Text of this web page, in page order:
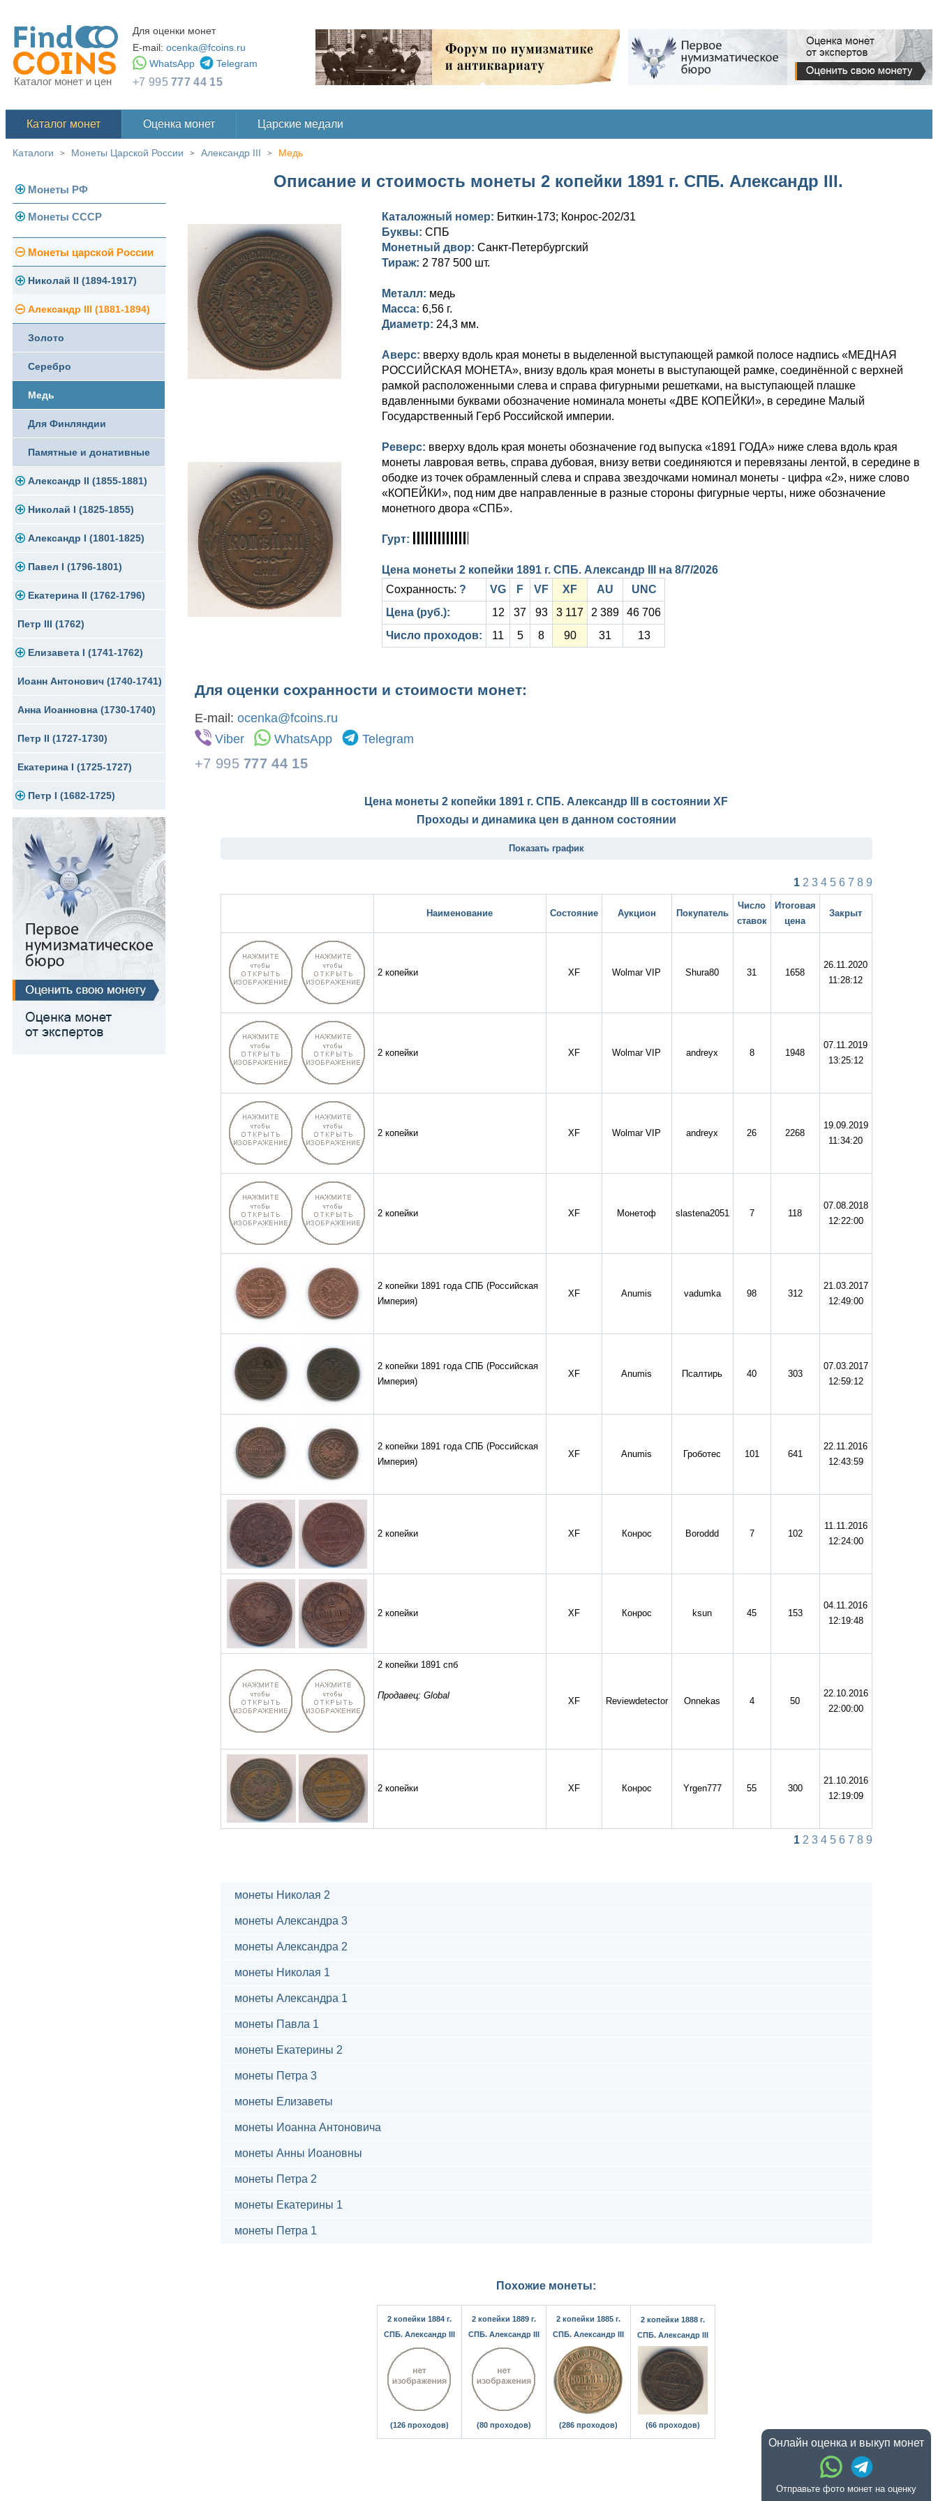
Онлайн оценка и выкуп монет
Отправьте фото монет на оценку
Каталог монет и цен
Для оценки монет
E-mail: ocenka@fcoins.ru
WhatsApp
Telegram
+7 995777 44 15
Каталог монет Оценка монет Царские медали
Каталоги > Монеты Царской России > Александр III > Медь
Монеты РФ
Современная Россия
Монеты 1991-1993 гг.
Памятные и юбилейные
Монеты СССР
Погодовка СССР
Монеты 1958 года
Золотые червонцы
Памятные и юбилейные
Монеты царской России
Николай II (1894-1917)
Золото
Серебро
Медь
Германская оккупация
Для Финляндии
Памятные и донативные
Александр III (1881-1894)
Золото
Серебро
Медь
Для Финляндии
Памятные и донативные
Александр II (1855-1881)
Золото
Серебро
Медь
Для Финляндии
Памятные и донативные
Николай I (1825-1855)
Платина, золото
Серебро
Медь
Для Грузии
Русско-Польские
Для Польши
Памятные и донативные
Александр I (1801-1825)
Золото
Серебро
Медь
Для Грузии
Для Польши
Павел I (1796-1801)
Золото
Серебро
Медь
Екатерина II (1762-1796)
Золото
Серебро
Медь
Сибирские монеты
Для Молдавии и Валахии
Таврические монеты
Петр III (1762)
Елизавета I (1741-1762)
Золото
Серебро
Медь
Для Пруссии
Ливонезы
Альбертусталер
Иоанн Антонович (1740-1741)
Анна Иоанновна (1730-1740)
Петр II (1727-1730)
Екатерина I (1725-1727)
Петр I (1682-1725)
Золото
Серебро
Медь
Для Речи Посполитой
Описание и стоимость монеты 2 копейки 1891 г. СПБ. Александр III.
Каталожный номер: Биткин-173; Конрос-202/31
Буквы: СПБ
Монетный двор: Санкт-Петербургский
Тираж: 2 787 500 шт.
Металл: медь
Масса: 6,56 г.
Диаметр: 24,3 мм.
Аверс: вверху вдоль края монеты в выделенной выступающей рамкой полосе надпись «МЕДНАЯ
РОССИЙСКАЯ МОНЕТА», внизу вдоль края монеты в выступающей рамке, соединённой с верхней
рамкой расположенными слева и справа фигурными решетками, на выступающей плашке
вдавленными буквами обозначение номинала монеты «ДВЕ КОПЕЙКИ», в середине Малый
Государственный Герб Российской империи.
Реверс: вверху вдоль края монеты обозначение год выпуска «1891 ГОДА» ниже слева вдоль края
монеты лавровая ветвь, справа дубовая, внизу ветви соединяются и перевязаны лентой, в середине в
ободке из точек обрамленный слева и справа звездочками номинал монеты - цифра «2», ниже слово
«КОПЕЙКИ», под ним две направленные в разные стороны фигурные черты, ниже обозначение
монетного двора «СПБ».
Гурт:
Цена монеты 2 копейки 1891 г. СПБ. Александр III на 8/7/2026
Сохранность: ? VG F VF XF AU
UNC
Цена (руб.):
12 37 93 3 117 2 389
46 706
Число проходов:
11 5 8 90 31 13
Для оценки сохранности и стоимости монет:
E-mail: ocenka@fcoins.ru
Viber
WhatsApp Telegram
+7 995 777 44 15
Цена монеты 2 копейки 1891 г. СПБ. Александр III в состоянии XF
Проходы и динамика цен в данном состоянии
Показать график
1 2 3 4 5 6 7 8 9
Наименование Состояние Аукцион Покупатель
Число
ставок
Итоговая
цена
Закрыт
2 копейки XF Wolmar VIP Shura80 31 1658
26.11.2020
11:28:12
2 копейки XF Wolmar VIP andreyx 8 1948
07.11.2019
13:25:12
2 копейки XF Wolmar VIP andreyx 26 2268
19.09.2019
11:34:20
2 копейки XF Монетоф slastena2051 7 118
07.08.2018
12:22:00
2 копейки 1891 года СПБ (Российская
Империя)
XF Anumis vadumka 98 312
21.03.2017
12:49:00
2 копейки 1891 года СПБ (Российская
Империя)
XF Anumis Псалтирь 40 303
07.03.2017
12:59:12
2 копейки 1891 года СПБ (Российская
Империя)
XF Anumis Гроботес 101 641
22.11.2016
12:43:59
2 копейки XF Конрос Boroddd 7 102
11.11.2016
12:24:00
2 копейки XF Конрос ksun 45 153
04.11.2016
12:19:48
2 копейки 1891 спб
Продавец: Global
XF Reviewdetector Onnekas 4 50
22.10.2016
22:00:00
2 копейки XF Конрос Yrgen777 55 300
21.10.2016
12:19:09
1 2 3 4 5 6 7 8 9
монеты Николая 2
монеты Александра 3
монеты Александра 2
монеты Николая 1
монеты Александра 1
монеты Павла 1
монеты Екатерины 2
монеты Петра 3
монеты Елизаветы
монеты Иоанна Антоновича
монеты Анны Иоановны
монеты Петра 2
монеты Екатерины 1
монеты Петра 1
Похожие монеты:
2 копейки 1884 г.
СПБ. Александр III
(126 проходов)
2 копейки 1889 г.
СПБ. Александр III
(80 проходов)
2 копейки 1885 г.
СПБ. Александр III
(286 проходов)
2 копейки 1888 г.
СПБ. Александр III
(66 проходов)